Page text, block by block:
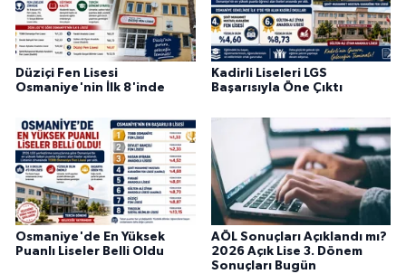
Düziçi Fen Lisesi
Osmaniye'nin İlk 8'inde
Kadirli Liseleri LGS
Başarısıyla Öne Çıktı
Osmaniye'de En Yüksek
Puanlı Liseler Belli Oldu
AÖL Sonuçları Açıklandı mı?
2026 Açık Lise 3. Dönem
Sonuçları Bugün